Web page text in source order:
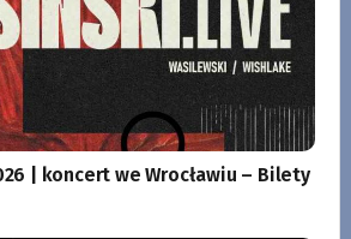
| koncert we Wrocławiu – Bilety